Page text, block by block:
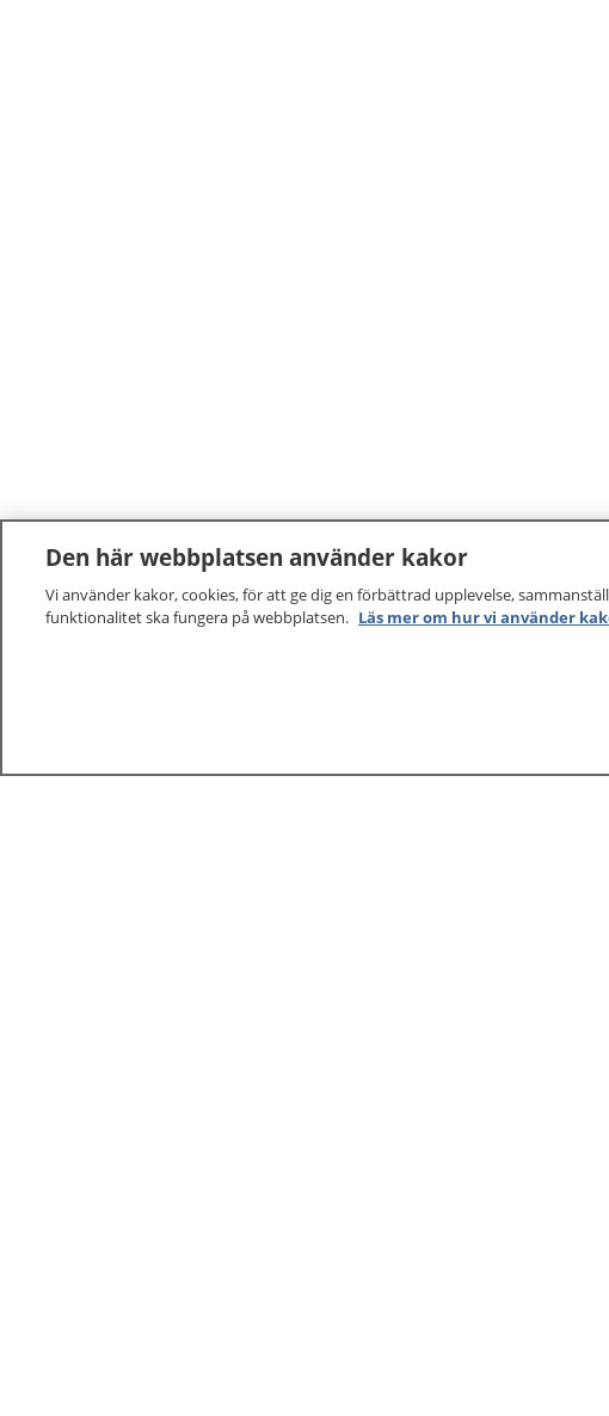
Den här webbplatsen använder kakor
Vi använder kakor, cookies, för att ge dig en förbättrad upplevelse,
funktionalitet ska fungera på webbplatsen. Läs mer om hur vi använder